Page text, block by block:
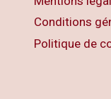
Conditions
Politique de